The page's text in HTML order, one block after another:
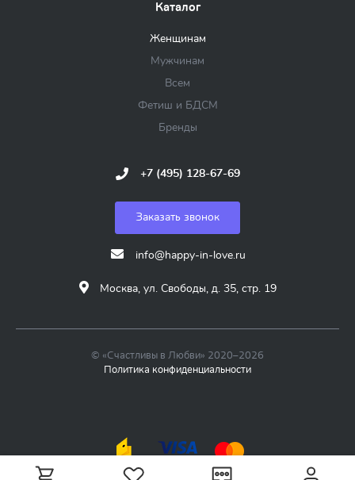
Каталог
Женщинам
Мужчинам
Всем
Фетиш и БДСМ
Бренды
+7 (495) 128-67-69
Заказать звонок
info@happy-in-love.ru
Москва, ул. Свободы, д. 35, стр. 19
© «Счастливы в Любви» 2020–2026
Политика конфиденциальности